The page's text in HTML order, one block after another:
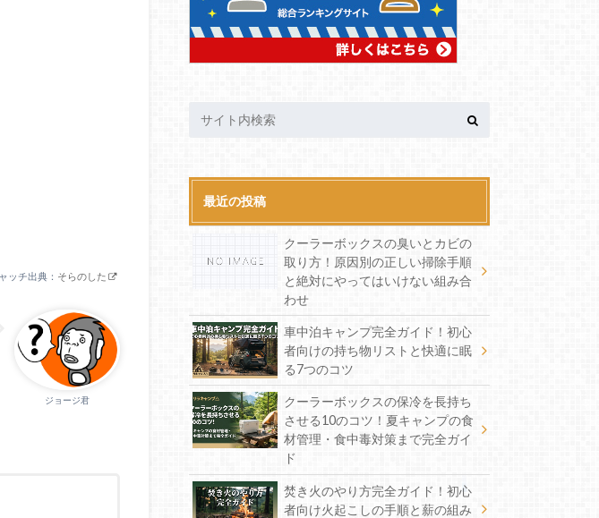
ッチ出典： そらのした
ジョージ君
最近の投稿
クーラーボックスの臭いとカビの
取り方！原因別の正しい掃除手順
と絶対にやってはいけない組み合
わせ
車中泊キャンプ完全ガイド！初心
者向けの持ち物リストと快適に眠
る7つのコツ
クーラーボックスの保冷を長持ち
させる10のコツ！夏キャンプの食
材管理・食中毒対策まで完全ガイ
ド
焚き火のやり方完全ガイド！初心
者向け火起こしの手順と薪の組み